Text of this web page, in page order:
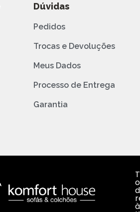
Dúvidas
Pedidos
Trocas e Devoluções
Meus Dados
Processo de Entrega
Garantia
à